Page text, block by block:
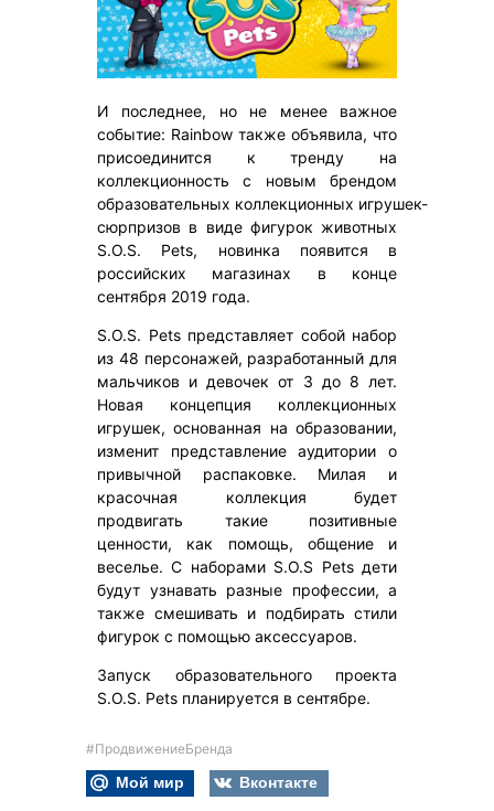
И последнее, но не менее важное
событие: Rainbow также объявила, что
присоединится к тренду на
коллекционность с новым брендом
образовательных коллекционных игрушек-
сюрпризов в виде фигурок животных
S.O.S. Pets, новинка появится в
российских магазинах в конце
сентября 2019 года.
S.O.S. Pets представляет собой набор
из 48 персонажей, разработанный для
мальчиков и девочек от 3 до 8 лет.
Новая концепция коллекционных
игрушек, основанная на образовании,
изменит представление аудитории о
привычной распаковке. Милая и
красочная коллекция будет
продвигать такие позитивные
ценности, как помощь, общение и
веселье. С наборами S.O.S Pets дети
будут узнавать разные профессии, а
также смешивать и подбирать стили
фигурок с помощью аксессуаров.
Запуск образовательного проекта
S.O.S. Pets планируется в сентябре.
#ПродвижениеБренда
Мой мир
Вконтакте